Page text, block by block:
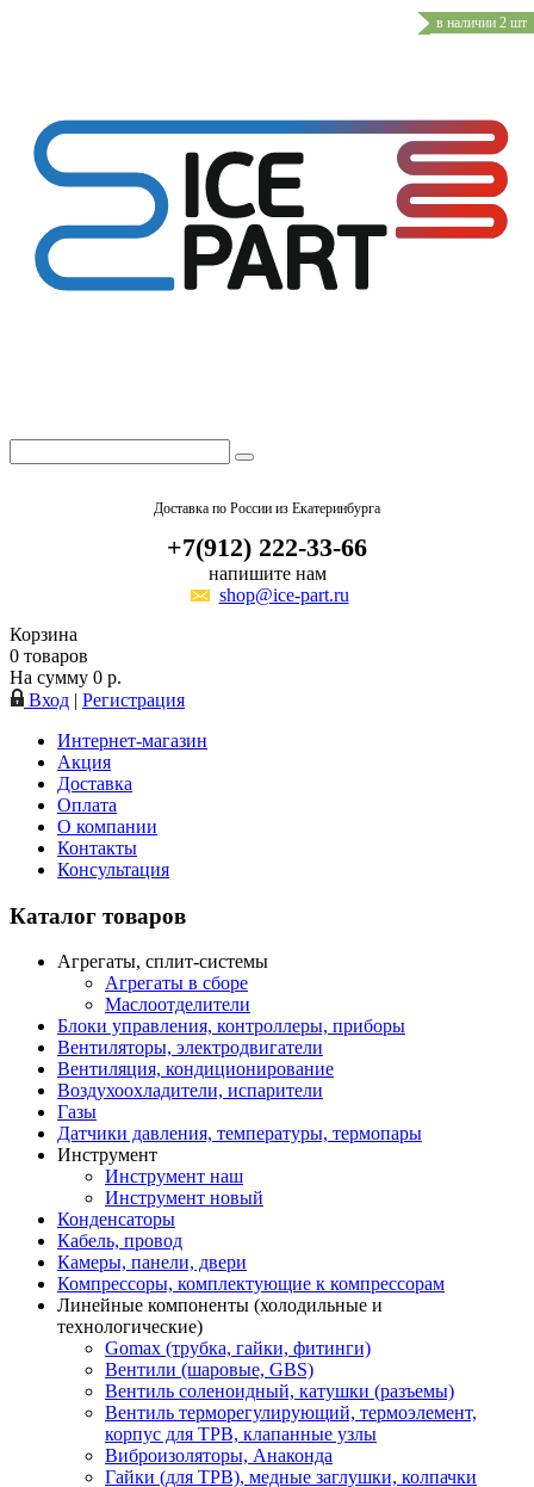
Доставка по России из Екатеринбурга
+7(912) 222-33-66
напишите нам
shop@ice-part.ru
Корзина
0 товаров
На сумму 0 р.
Вход | Регистрация
Интернет-магазин
Акция
Доставка
Оплата
О компании
Контакты
Консультация
Каталог товаров
Агрегаты, сплит-системы
Агрегаты в сборе
Маслоотделители
Блоки управления, контроллеры, приборы
Вентиляторы, электродвигатели
Вентиляция, кондиционирование
Воздухоохладители, испарители
Газы
Датчики давления, температуры, термопары
Инструмент
Инструмент наш
Инструмент новый
Конденсаторы
Кабель, провод
Камеры, панели, двери
Компрессоры, комплектующие к компрессорам
Линейные компоненты (холодильные и
технологические)
Gomax (трубка, гайки, фитинги)
Вентили (шаровые, GBS)
Вентиль соленоидный, катушки (разъемы)
Вентиль терморегулирующий, термоэлемент,
корпус для ТРВ, клапанные узлы
Виброизоляторы, Анаконда
Гайки (для ТРВ), медные заглушки, колпачки
в наличии 2 шт